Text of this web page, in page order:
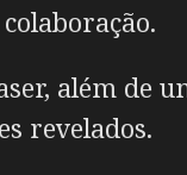
além de
revelados.